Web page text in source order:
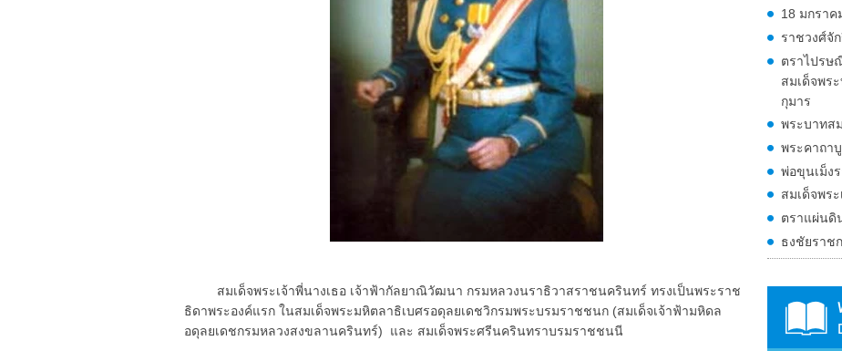
สมเด็จพระเจ้าพี่นางเธอ เจ้าฟ้ากัลยาณิวัฒนา กรมหลวงนราธิวาสราชนครินทร์ ทรงเป็นพระราช
ธิดาพระองค์แรก ในสมเด็จพระมหิตลาธิเบศรอดุลยเดชวิกรมพระบรมราชชนก (สมเด็จเจ้าฟ้ามหิดล
อดุลยเดชกรมหลวงสงขลานครินทร์) และ สมเด็จพระศรีนครินทราบรมราชชนนี
18 มกราค
ราชวงศ์จั
ตราไปรษ
สมเด็จพร
กุมาร
พระบาทส
พระคาถา
พ่อขุนเม็ง
สมเด็จพร
ตราแผ่นดิ
ธงชัยราช